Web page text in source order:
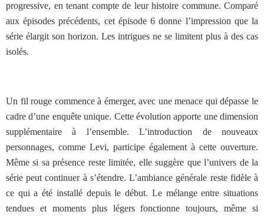
progressive, en tenant compte de leur histoire commune. Comparé
aux épisodes précédents, cet épisode 6 donne l’impression que la
série élargit son horizon. Les intrigues ne se limitent plus à des cas
isolés.
Un fil rouge commence à émerger, avec une menace qui dépasse le
cadre d’une enquête unique. Cette évolution apporte une dimension
supplémentaire à l’ensemble. L’introduction de nouveaux
personnages, comme Levi, participe également à cette ouverture.
Même si sa présence reste limitée, elle suggère que l’univers de la
série peut continuer à s’étendre. L’ambiance générale reste fidèle à
ce qui a été installé depuis le début. Le mélange entre situations
tendues et moments plus légers fonctionne toujours, même si